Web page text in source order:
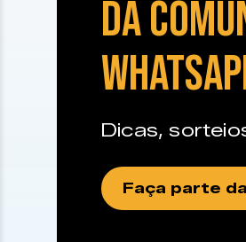
DA
Dicas,
Faça parte